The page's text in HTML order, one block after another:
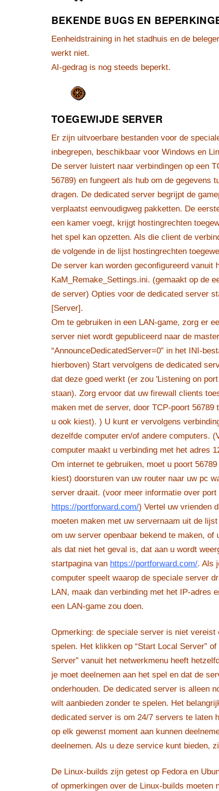
BEKENDE BUGS EN
Eenheidstraining in het stadhuis en de
werkt niet.
AI-gedrag is nog steeds beperkt.
TOEGEWIJDE SERVER
Er zijn uitvoerbare bestanden voor de
inbegrepen, beschikbaar voor Windows en
De server luistert naar verbindingen op een
56789) en fungeert als hub om de gegevens
dragen. De dedicated server begrijpt de
verplaatst eenvoudigweg pakketten. De
een kamer voegt, krijgt hostingrechten
het spel kan opzetten. Als die client de
de volgende in de lijst hostingrechten
De server kan worden geconfigureerd vanuit
KaM_Remake_Settings.ini. (gemaakt op de
de server) Opties voor de dedicated server
[Server].
Om te gebruiken in een LAN-game, zorg er
server niet wordt gepubliceerd naar de
“AnnounceDedicatedServer=0” in het INI-
hierboven) Start vervolgens de dedicated
dat deze goed werkt (er zou 'Listening on
staan). Zorg ervoor dat uw firewall clients
maken met de server, door TCP-poort 56789
u ook kiest). ) U kunt er vervolgens
dezelfde computer en/of andere computers.
computer maakt u verbinding met het adres
Om internet te gebruiken, moet u poort
kiest) doorsturen van uw router naar uw pc
server draait. (voor meer informatie over
https://portforward.com/) Vertel uw vrienden
moeten maken met uw servernaam uit de
om uw server openbaar bekend te maken, of
als dat niet het geval is, dat aan u wordt
startpagina van https://portforward.com/. Als
computer speelt waarop de speciale server
LAN, maak dan verbinding met het IP-adres
een LAN-game zou doen.
Opmerking: de speciale server is niet vereist
spelen. Het klikken op “Start Local Server” of
Server” vanuit het netwerkmenu heeft
je moet deelnemen aan het spel en dat de
onderhouden. De dedicated server is alleen
wilt aanbieden zonder te spelen. Het
dedicated server is om 24/7 servers te laten
op elk gewenst moment aan kunnen
deelnemen. Als u deze service kunt bieden,
De Linux-builds zijn getest op Fedora en
of opmerkingen over de Linux-builds moeten